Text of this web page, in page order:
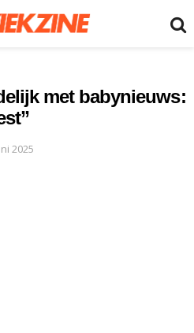
met babynieuws:
2025